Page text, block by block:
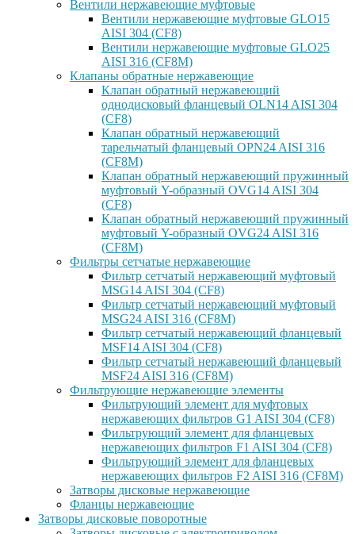
Вентили нержавеющие муфтовые
Вентили нержавеющие муфтовые GLO15
AISI 304 (CF8)
Вентили нержавеющие муфтовые GLO25
AISI 316 (CF8M)
Клапаны обратные нержавеющие
Клапан обратный нержавеющий
однодисковый фланцевый OLN14 AISI 304
(CF8)
Клапан обратный нержавеющий
тарельчатый фланцевый OPN24 AISI 316
(CF8M)
Клапан обратный нержавеющий пружинный
муфтовый Y-образный OVG14 AISI 304
(CF8)
Клапан обратный нержавеющий пружинный
муфтовый Y-образный OVG24 AISI 316
(CF8М)
Фильтры сетчатые нержавеющие
Фильтр сетчатый нержавеющий муфтовый
MSG14 AISI 304 (CF8)
Фильтр сетчатый нержавеющий муфтовый
MSG24 AISI 316 (CF8M)
Фильтр сетчатый нержавеющий фланцевый
MSF14 AISI 304 (CF8)
Фильтр сетчатый нержавеющий фланцевый
MSF24 AISI 316 (CF8M)
Фильтрующие нержавеющие элементы
Фильтрующий элемент для муфтовых
нержавеющих фильтров G1 AISI 304 (CF8)
Фильтрующий элемент для фланцевых
нержавеющих фильтров F1 AISI 304 (CF8)
Фильтрующий элемент для фланцевых
нержавеющих фильтров F2 AISI 316 (CF8M)
Затворы дисковые нержавеющие
Фланцы нержавеющие
Затворы дисковые поворотные